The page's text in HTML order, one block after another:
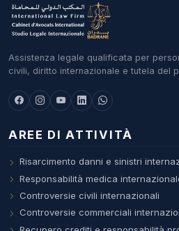
Assistenza legale qualificata per
civili, diritto internazionale e tutela del
AREE DI ATTIVITÀ
Risarcimento danni e sinistri
Responsabilità medica
Controversie civili internazionali
Controversie commerciali